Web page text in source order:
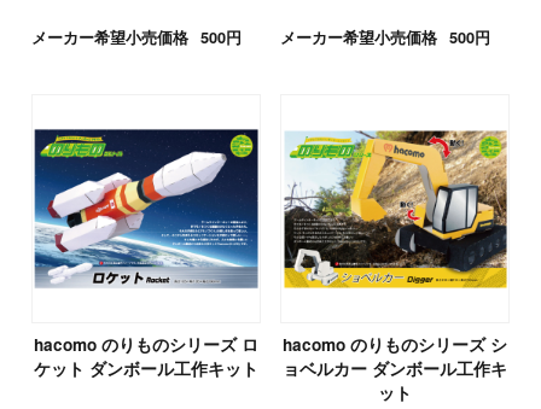
メーカー希望小売価格 500円 メーカー希望小売価格 500円
hacomo のりものシリーズ ロ
ケット ダンボール工作キット
hacomo のりものシリーズ シ
ョベルカー ダンボール工作キ
ット